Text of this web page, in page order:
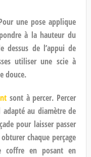
une pose applique
à la hauteur du
de l’appui de
utiliser une scie à
douce.
sont à percer. Percer
au diamètre de
pour laisser passer
chaque perçage
coffre en posant en